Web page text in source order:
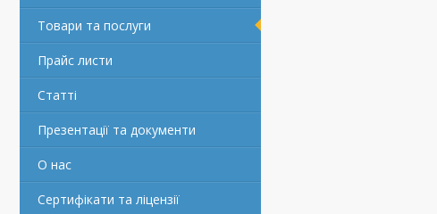
Товари та послуги
Прайс листи
Статті
Презентації та документи
О нас
Сертифікати та ліцензії